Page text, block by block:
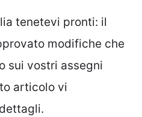
tenetevi pronti: il
modifiche che
sui vostri assegni
articolo vi